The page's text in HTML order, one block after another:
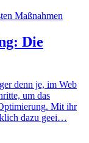
Die
denn je, im Web
um das
Mit ihr
dazu geei…